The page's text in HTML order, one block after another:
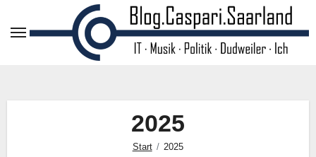
Inhalt
2025
Start 2025